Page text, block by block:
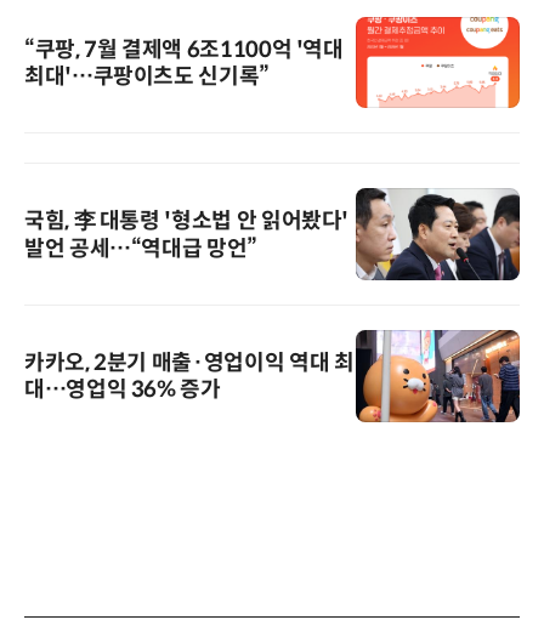
“쿠팡, 7월 결제액 6조1100억 '역대
최대'…쿠팡이츠도 신기록”
국힘, 李 대통령 '형소법 안 읽어봤다'
발언 공세…“역대급 망언”
카카오, 2분기 매출·영업이익 역대 최
대…영업익 36% 증가